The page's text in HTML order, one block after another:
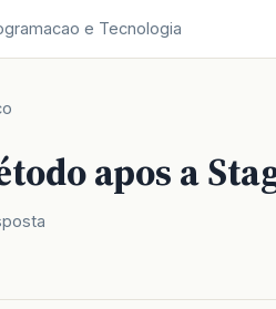
e Tecnologia
apos a